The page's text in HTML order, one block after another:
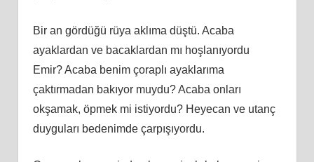
Bir an gördüğü rüya aklıma düştü. Acaba
ayaklardan ve bacaklardan mı hoşlanıyordu
Emir? Acaba benim çoraplı ayaklarıma
çaktırmadan bakıyor muydu? Acaba onları
okşamak, öpmek mi istiyordu? Heyecan ve utanç
duyguları bedenimde çarpışıyordu.